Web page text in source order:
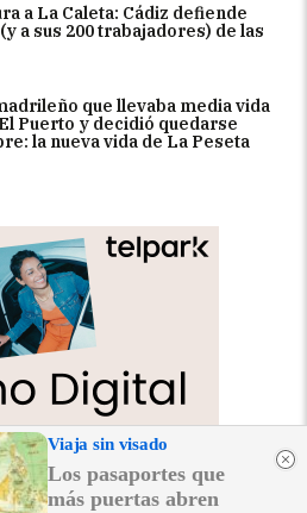
a La Caleta: Cádiz defiende
a sus 200 trabajadores) de las
que llevaba media vida
Puerto y decidió quedarse
la nueva vida de La Peseta
Viaja sin visado
Los pasaportes que
más puertas abren